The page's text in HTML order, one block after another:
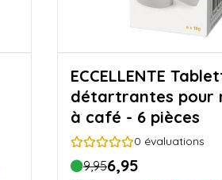
ECCELLENTE Tablettes
détartrantes pour
à café - 6 pièces
0 évaluations
9,956,95